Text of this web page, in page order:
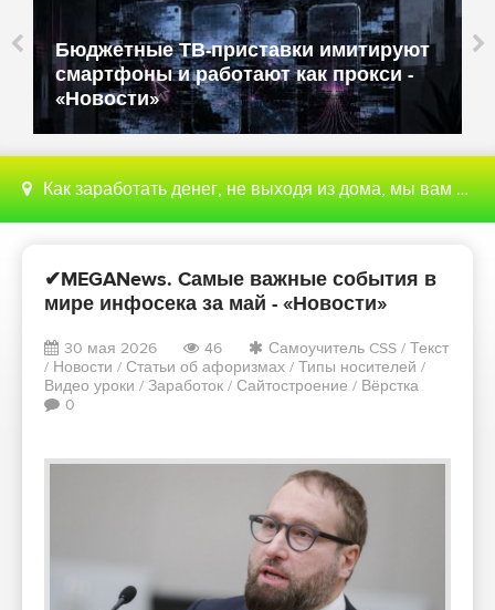
Бюджетные ТВ-приставки имитируют
смартфоны и работают как прокси -
«Новости»
Как заработать денег, не выходя из дома, мы вам поможем с этим разобраться
✔MEGANews. Cамые важные события в
мире инфосека за май - «Новости»
30 мая 2026 46 Самоучитель CSS / Текст
/ Новости / Статьи об афоризмах / Типы носителей /
Видео уроки / Заработок / Сайтостроение / Вёрстка
0